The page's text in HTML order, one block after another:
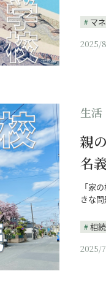
マ
2025/
生活
親
名
「家
きな
相続
2025/